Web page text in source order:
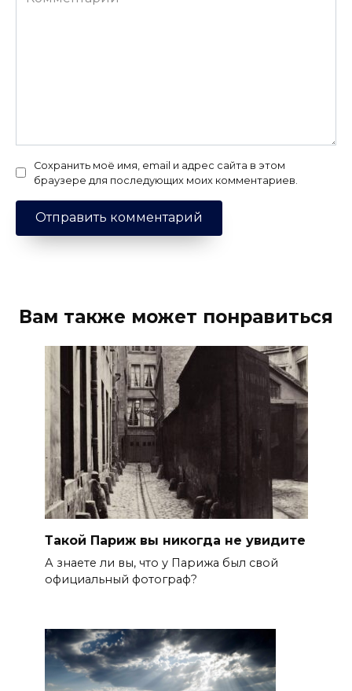
Сохранить моё имя, email и адрес сайта в этом
браузере для последующих моих комментариев.
Вам также может понравиться
Такой Париж вы никогда не увидите
А знаете ли вы, что у Парижа был свой
официальный фотограф?